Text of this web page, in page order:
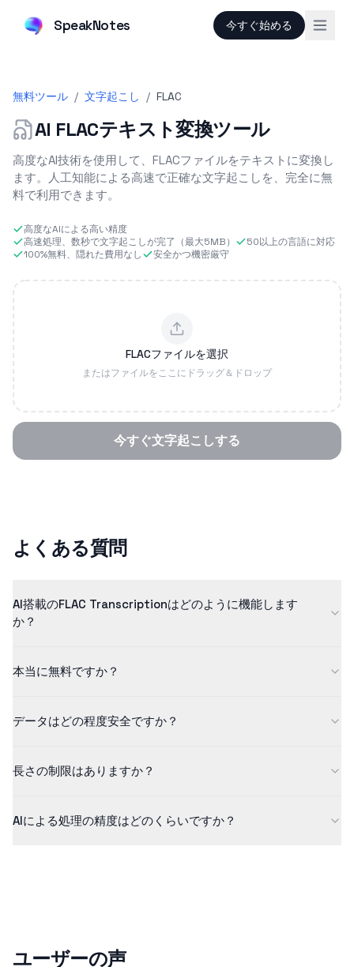
SpeakNotes 今すぐ始める
無料ツール / 文字起こし / FLAC
AI FLACテキスト変換ツール
高度なAI技術を使用して、FLACファイルをテキストに変換し
ます。人工知能による高速で正確な文字起こしを、完全に無
料で利用できます。
高度なAIによる高い精度
高速処理、数秒で文字起こしが完了（最大5MB）
50以上の言語に対応
100%無料、隠れた費用なし
安全かつ機密厳守
FLACファイルを選択
またはファイルをここにドラッグ＆ドロップ
今すぐ文字起こしする
よくある質問
AI搭載のFLAC Transcriptionはどのように機能します
か？
高い精度でテキストに変換します。AIモデルは、高品質な結果を
本当に無料ですか？
きます。より長いコンテンツや追加機能については、Proプランを
データはどの程度安全ですか？
プロードは暗号化され、安全に処理され、処理後に自動的に削除
長さの制限はありますか？
ンでは、1440分のコンテンツを処理できるほか、カスタムフォー
AIによる処理の精度はどのくらいですか？
ユーザーの声